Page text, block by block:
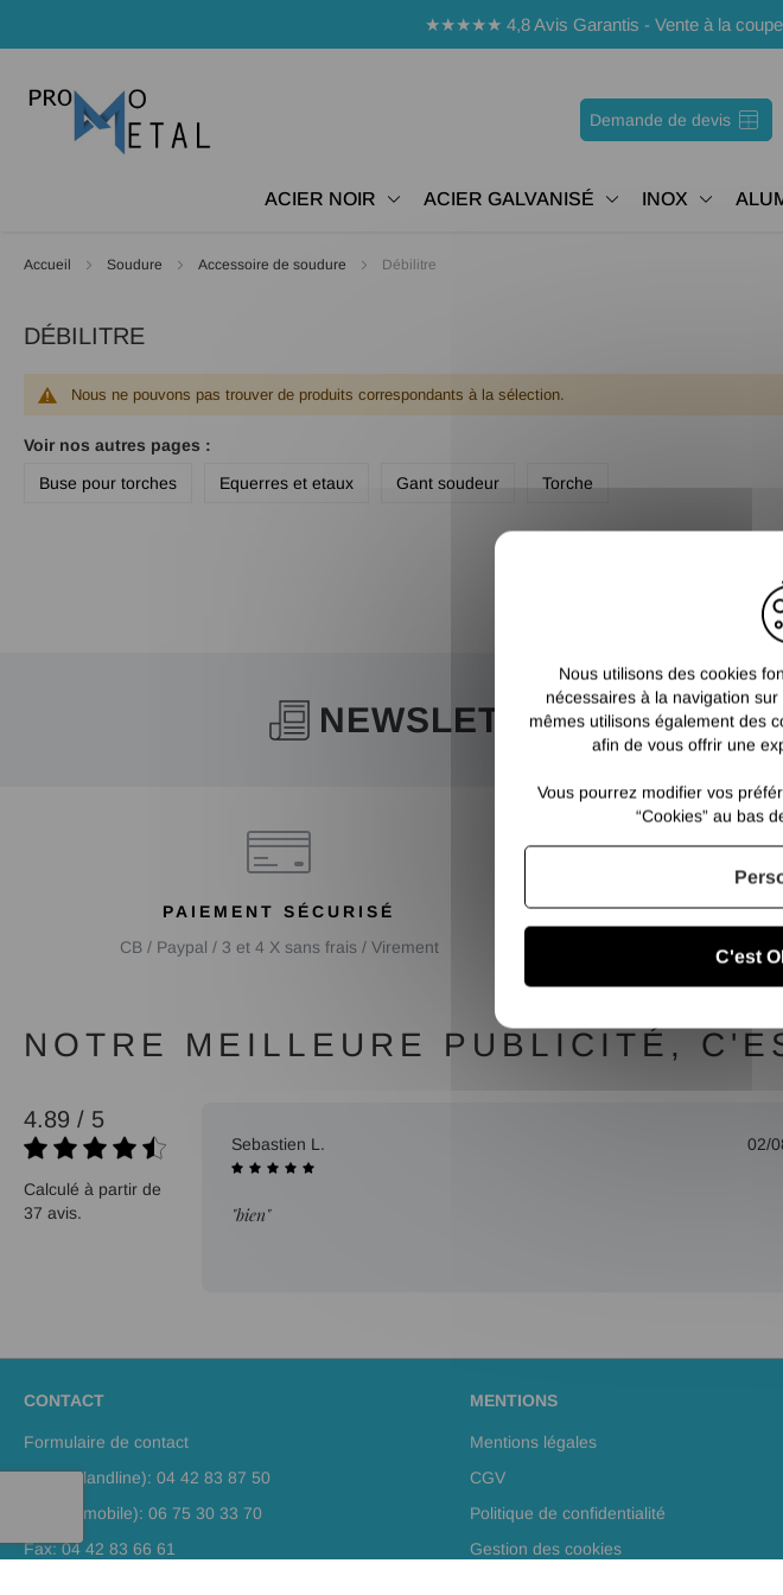
★★★★★ 4,8 Avis Garantis - Vente à la coupe
Demande de devis
ACIER NOIR ACIER GALVANISÉ INOX
Accueil Soudure Accessoire de soudure Débilitre
DÉBILITRE
Nous ne pouvons pas trouver de produits correspondants à la sélection.
Voir nos autres pages :
Buse pour torches
Equerres et etaux Gant soudeur Torche
NEWSLETTER Inscrivez-vous et
PAIEMENT SÉCURISÉ
CB / Paypal / 3 et 4 X sans frais / Virement
Livraison standard ou
NOTRE MEILLEURE PUBLICITÉ,
4.89 / 5
Calculé à partir de
37 avis.
09/10/2025 Sebastien L. 02/
"bien"
CONTACT
Formulaire de contact
Phone (landline): 04 42 83 87 50
Phone (mobile): 06 75 30 33 70
Fax: 04 42 83 66 61
MENTIONS
Mentions légales
CGV
Politique de confidentialité
Gestion des cookies
Nous utilisons des cookies
nécessaires à la navigation
mêmes utilisons également des
afin de vous offrir une
Vous pourrez modifier vos
“Cookies” au bas
C'est